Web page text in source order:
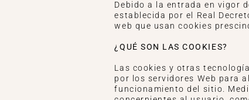
Debido a la entrada en vigor
establecida por el Real
web que usan cookies
¿QUÉ SON LAS COOKIES?
Las cookies y otras
por los servidores Web para
funcionamiento del sitio.